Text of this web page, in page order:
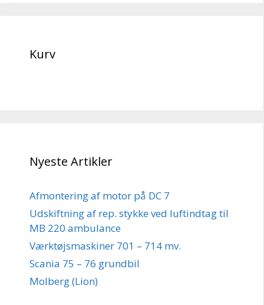
Kurv
Nyeste Artikler
Afmontering af motor på DC 7
Udskiftning af rep. stykke ved luftindtag til
MB 220 ambulance
Værktøjsmaskiner 701 – 714 mv.
Scania 75 – 76 grundbil
Molberg (Lion)